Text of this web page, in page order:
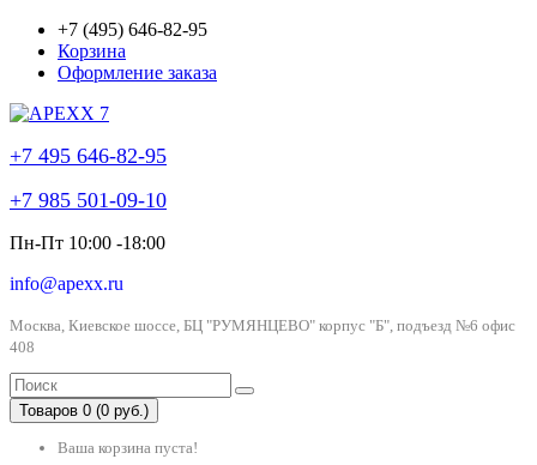
+7 (495) 646-82-95
Корзина
Оформление заказа
+7 495 646-82-95
+7 985 501-09-10
Пн-Пт 10:00 -18:00
info@apexx.ru
Москва, Киевское шоссе, БЦ "РУМЯНЦЕВО" корпус "Б", подъезд №6 офис
408
Товаров 0 (0 руб.)
Ваша корзина пуста!